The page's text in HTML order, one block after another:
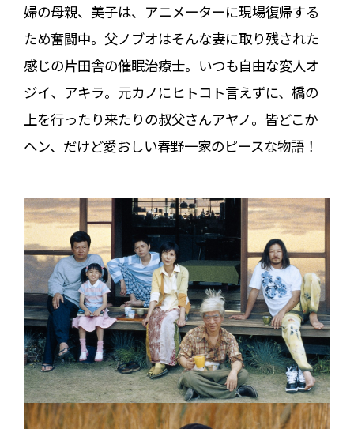
婦の母親、美子は、アニメーターに現場復帰する
ため奮闘中。父ノブオはそんな妻に取り残された
感じの片田舎の催眠治療士。いつも自由な変人オ
ジイ、アキラ。元カノにヒトコト言えずに、橋の
上を行ったり来たりの叔父さんアヤノ。皆どこか
ヘン、だけど愛おしい春野一家のピースな物語！